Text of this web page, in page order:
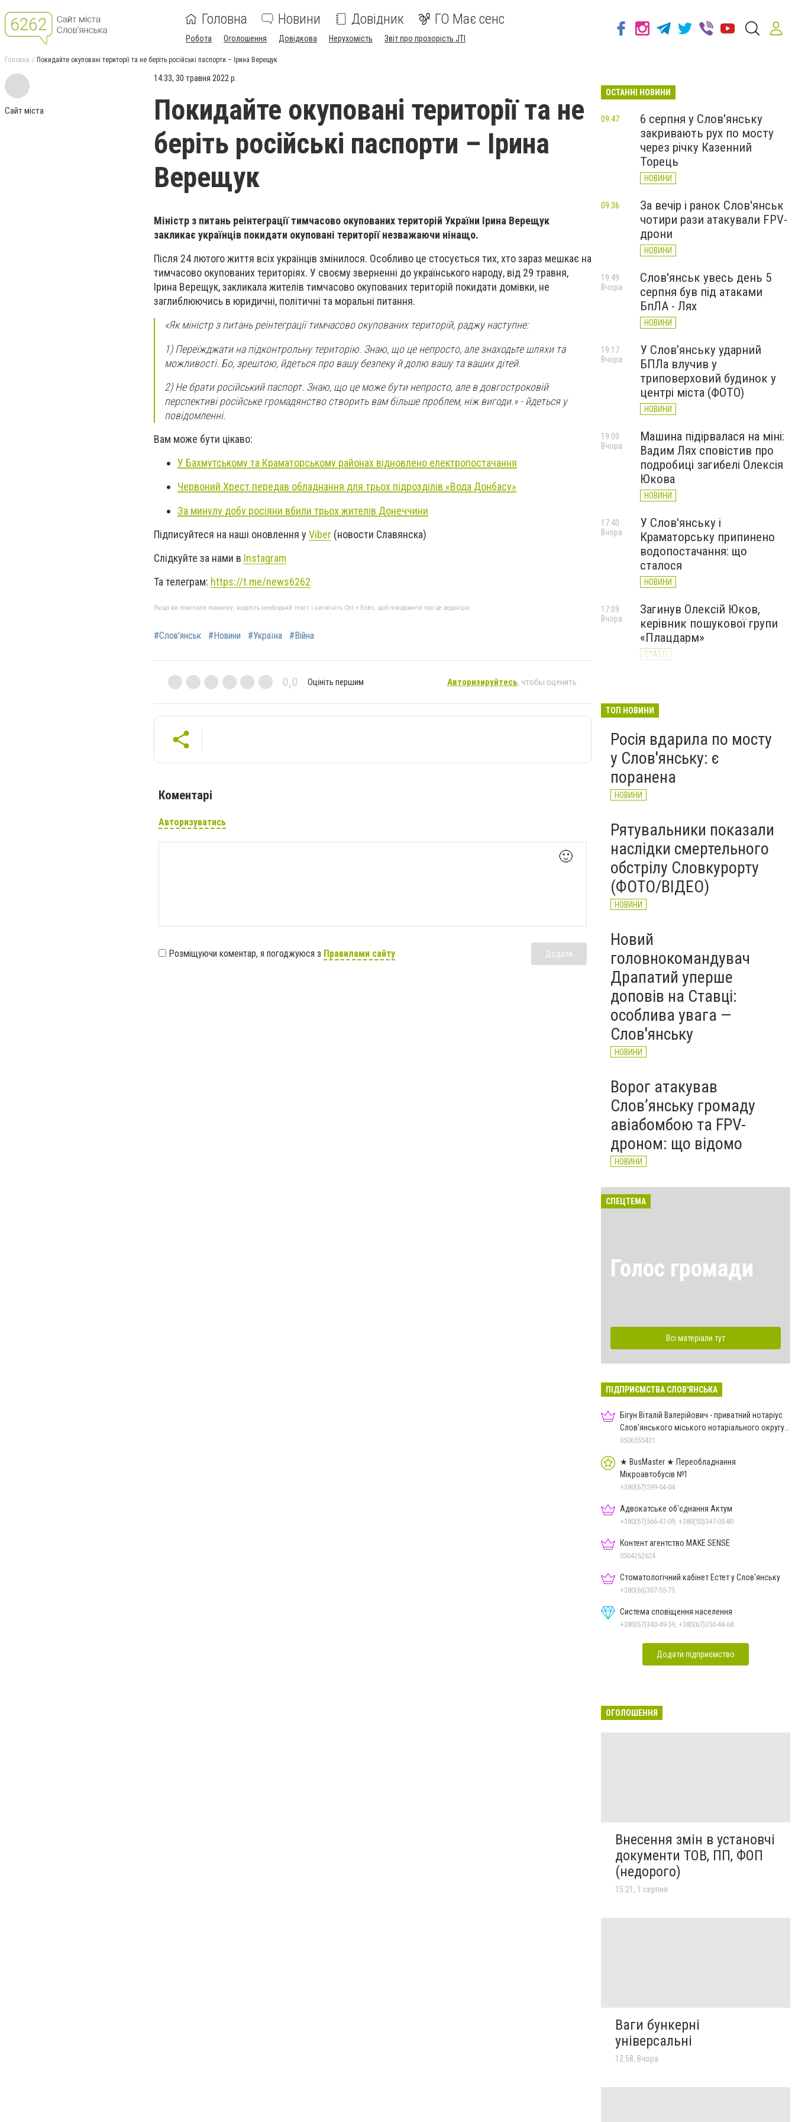
Головна Новини Довідник ГО Має сенс
Робота Оголошення Довідкова Нерухомість Звіт про прозорість JTI
Головна Покидайте окуповані території та не беріть російські паспорти – Ірина Верещук
Сайт міста
14:33, 30 травня 2022 р.
Покидайте окуповані території та не
беріть російські паспорти – Ірина
Верещук
Міністр з питань реінтеграції тимчасово окупованих територій України Ірина Верещук
закликає українців покидати окуповані території незважаючи нінащо.
Після 24 лютого життя всіх українців змінилося. Особливо це стосується тих, хто зараз мешкає на
тимчасово окупованих територіях. У своєму зверненні до українського народу, від 29 травня,
Ірина Верещук, закликала жителів тимчасово окупованих територій покидати домівки, не
заглиблюючись в юридичні, політичні та моральні питання.
«Як міністр з питань реінтеграції тимчасово окупованих територій, раджу наступне:
1) Переїжджати на підконтрольну територію. Знаю, що це непросто, але знаходьте шляхи та
можливості. Бо, зрештою, йдеться про вашу безпеку й долю вашу та ваших дітей.
2) Не брати російський паспорт. Знаю, що це може бути непросто, але в довгостроковій
перспективі російське громадянство створить вам більше проблем, ніж вигоди.» - йдеться у
повідомленні.
Вам може бути цікаво:
У Бахмутському та Краматорському районах відновлено електропостачання
Червоний Хрест передав обладнання для трьох підрозділів «Вода Донбасу»
За минулу добу росіяни вбили трьох жителів Донеччини
Підписуйтеся на наші оновлення у Viber (новости Славянска)
Слідкуйте за нами в Instagram
Та телеграм: https://t.me/news6262
Якщо ви помітили помилку, виділіть необхідний текст і натисніть Ctrl + Enter, щоб повідомити про це редакцію
#Слов'янськ #Новини #Україна #Війна
0,0 Оцініть першим Авторизируйтесь, чтобы оценить
Коментарі
Авторизуватись
🙂
Розміщуючи коментар, я погоджуюся з Правилами сайту Додати
ОСТАННІ НОВИНИ
6 серпня у Слов'янську
закривають рух по мосту
через річку Казенний
Торець
НОВИНИ
09:47
За вечір і ранок Слов'янськ
чотири рази атакували FPV-
дрони
НОВИНИ
09:36
Слов'янськ увесь день 5
серпня був під атаками
БпЛА - Лях
НОВИНИ
19:49
Вчора
У Слов’янську ударний
БПЛа влучив у
триповерховий будинок у
центрі міста (ФОТО)
НОВИНИ
19:17
Вчора
Машина підірвалася на міні:
Вадим Лях сповістив про
подробиці загибелі Олексія
Юкова
НОВИНИ
19:00
Вчора
У Слов'янську і
Краматорську припинено
водопостачання: що
сталося
НОВИНИ
17:40
Вчора
Загинув Олексій Юков,
керівник пошукової групи
«Плацдарм»
СТАТТІ
17:09
Вчора
лише через електронну
слов’янцям
НОВИНИ
ТОП НОВИНИ
Росія вдарила по мосту
у Слов'янську: є
поранена
НОВИНИ
Рятувальники показали
наслідки смертельного
обстрілу Словкурорту
(ФОТО/ВІДЕО)
НОВИНИ
Новий
головнокомандувач
Драпатий уперше
доповів на Ставці:
особлива увага —
Слов'янську
НОВИНИ
Ворог атакував
Слов’янську громаду
авіабомбою та FPV-
дроном: що відомо
НОВИНИ
СПЕЦТЕМА
Голос громади
Всі матеріали тут
ПІДПРИЄМСТВА СЛОВ'ЯНСЬКА
Бігун Віталій Валерійович - приватний нотаріус
Слов'янського міського нотаріального округу
Дон.обл.
0506555431
★ BusMaster ★ Переобладнання
Мікроавтобусів №1
+380(67)599-04-04
Адвокатське об'єднання Актум
+380(67)566-47-09, +380(50)347-05-80
Контент агентство MAKE SENSE
0504262624
Стоматологічний кабінет Естет у Слов'янську
+380(66)307-55-75
Система сповіщення населення
+380(67)340-49-59, +380(67)350-44-68
Додати підприємство
ОГОЛОШЕННЯ
Внесення змін в установчі
документи ТОВ, ПП, ФОП
(недорого)
15:21, 1 серпня
Ваги бункерні
універсальні
12:58, Вчора